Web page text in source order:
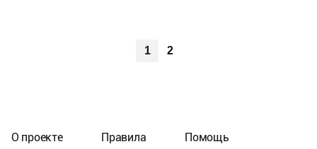
1 2
О проекте Правила Помощь